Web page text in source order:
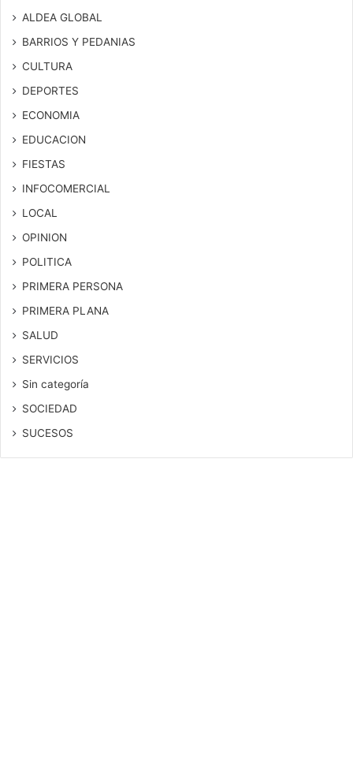
ALDEA GLOBAL
BARRIOS Y PEDANIAS
CULTURA
DEPORTES
ECONOMIA
EDUCACION
FIESTAS
INFOCOMERCIAL
LOCAL
OPINION
POLITICA
PRIMERA PERSONA
PRIMERA PLANA
SALUD
SERVICIOS
Sin categoría
SOCIEDAD
SUCESOS